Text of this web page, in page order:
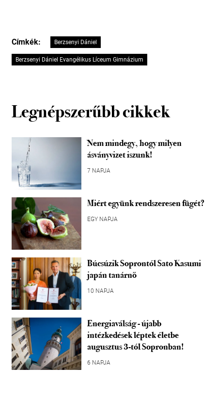
Címkék: Berzsenyi Dániel
Berzsenyi Dániel Evangélikus Líceum Gimnázium
Legnépszerűbb cikkek
Nem mindegy, hogy milyen
ásványvizet iszunk!
7 NAPJA
Miért együnk rendszeresen fügét?
EGY NAPJA
Búcsúzik Soprontól Sato Kasumi
japán tanárnő
10 NAPJA
Energiaválság - újabb
intézkedések léptek életbe
augusztus 3-tól Sopronban!
6 NAPJA